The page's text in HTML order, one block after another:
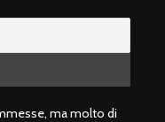
ma molto di